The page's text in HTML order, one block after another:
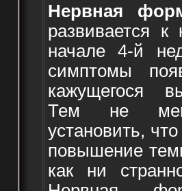
Нервная
развивается
начале 4-й
симптомы
кажущегося
Тем не
установить,
повышение
как ни